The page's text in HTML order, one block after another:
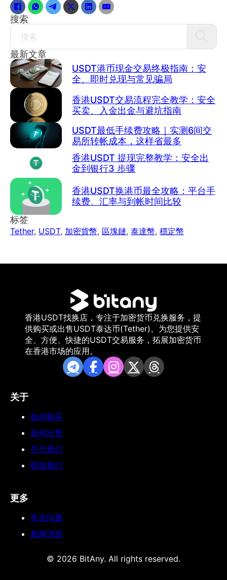
搜索
Search
最新文章
USDT港币现金交易终极指南：安
全、即时兑现与常见骗局
香港USDT交易流程完全教学：安全
买卖、入金出金与避坑指南
USDT最低手续费攻略｜实测6间交
易所转帐成本，这样省最多
香港USDT 提现完整教学：安全出
金到银行3 步骤
香港USDT换港币最全攻略：平台手
续费、汇率与到帐时间比较
标签
Tether, USDT, 加密貨幣, 區塊鏈, 泰達幣, 穩定幣
香港USDT找换店，专注于加密货币兑换服务，提
供购买或出售USDT泰达币(Tether)。为您提供安
全、方便、快捷的USDT交易服务，拓展加密货币
在香港市场的应用。
关于
如何购买
如何出售
关于我们
联络我们
更多
常见问题
新闻消息
© 2026 BitAny. All rights reserved.